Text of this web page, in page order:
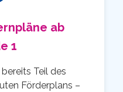
ab
1
Teil des
Förderplans –